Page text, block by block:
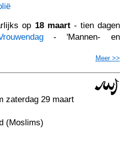
op 18 maart- tien dagen
- 'Mannen- en
Meer >>
zaterdag 29 maart
(Moslims)